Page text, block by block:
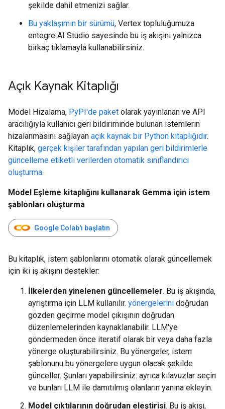
şekilde dahil etmenizi sağlar.
Bu yaklaşımın bir sürümü, Vertex topluluğumuza
entegre AI Studio sayesinde bu iş akışını yalnızca
birkaç tıklamayla kullanabilirsiniz.
Açık Kaynak Kitaplığı
Model Hizalama, PyPI'de paket olarak yayınlanan ve API
aracılığıyla kullanıcı geri bildiriminde bulunan istemlerin
hizalanmasını sağlayan açık kaynak bir Python kitaplığıdır.
Kitaplık, gerçek kişiler tarafından yapılan geri bildirimlerle
güncelleme etiketli verilerden otomatik sınıflandırıcı
oluşturma.
Model Eşleme kitaplığını kullanarak Gemma için istem
şablonları oluşturma
Google Colab'ı başlatın
Bu kitaplık, istem şablonlarını otomatik olarak güncellemek
için iki iş akışını destekler:
İlkelerden yinelenen güncellemeler. Bu iş akışında,
ayrıştırma için LLM kullanılır. yönergelerini doğrudan
gözden geçirme model çıkışının doğrudan
düzenlemelerinden kaynaklanabilir. LLM'ye
göndermeden önce iteratif olarak bir veya daha fazla
yönerge oluşturabilirsiniz. Bu yönergeler, istem
şablonunu bu yönergelere uygun olacak şekilde
günceller. Şunları yapabilirsiniz: ayrıca kılavuzlar seçin
ve bunları LLM ile damıtılmış olanların yanına ekleyin.
Model çıktılarının doğrudan eleştirisi. Bu iş akışı,